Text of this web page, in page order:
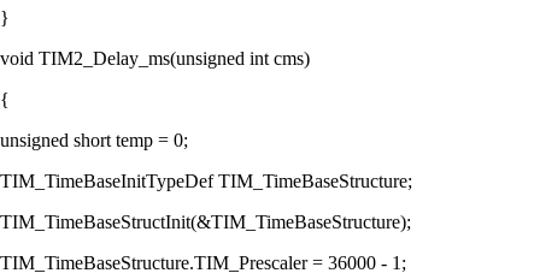
}
void TIM2_Delay_ms(unsigned int cms)
{
unsigned short temp = 0;
TIM_TimeBaseInitTypeDef TIM_TimeBaseStructure;
TIM_TimeBaseStructInit(&TIM_TimeBaseStructure);
TIM_TimeBaseStructure.TIM_Prescaler = 36000 - 1;